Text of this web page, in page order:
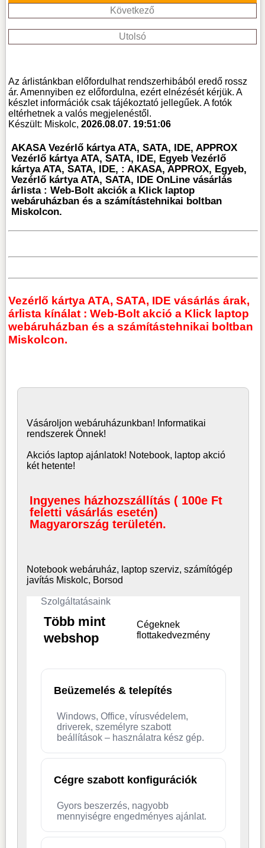
Következő
Utolsó
Az árlistánkban előfordulhat rendszerhibából eredő rossz
ár. Amennyiben ez előfordulna, ezért elnézését kérjük. A
készlet információk csak tájékoztató jellegűek. A fotók
eltérhetnek a valós megjelenéstől.
Készült: Miskolc,2026.08.07. 19:51:06
AKASA Vezérlő kártya ATA, SATA, IDE, APPROX
Vezérlő kártya ATA, SATA, IDE, Egyeb Vezérlő
kártya ATA, SATA, IDE, : AKASA, APPROX, Egyeb,
Vezérlő kártya ATA, SATA, IDE OnLine vásárlás
árlista : Web-Bolt akciók a Klick laptop
webáruházban és a számítástehnikai boltban
Miskolcon.
Vezérlő kártya ATA, SATA, IDE vásárlás árak,
árlista kínálat : Web-Bolt akció a Klick laptop
webáruházban és a számítástehnikai boltban
Miskolcon.
Vásároljonwebáruházunkban! Informatikai
rendszerek Önnek!
Akciós laptop ajánlatok! Notebook, laptop akció
két hetente!
Ingyenes házhozszállítás ( 100e Ft
feletti vásárlás esetén)
Magyarország területén.
Notebook webáruház, laptop szerviz, számítógép
javítás Miskolc, Borsod
Szolgáltatásaink
Több mint
webshop
Cégeknek
flottakedvezmény
Beüzemelés & telepítés
Windows, Office, vírusvédelem,
driverek, személyre szabott
beállítások – használatra kész gép.
Cégre szabott konfigurációk
Gyors beszerzés, nagyobb
mennyiségre engedményes ajánlat.